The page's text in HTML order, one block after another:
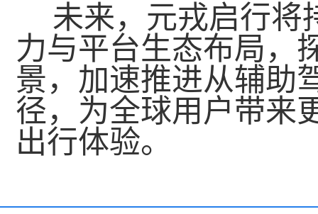
未来，元戎启行将
力与平台生态布局，
景，加速推进从辅助
径，为全球用户带来
出行体验。